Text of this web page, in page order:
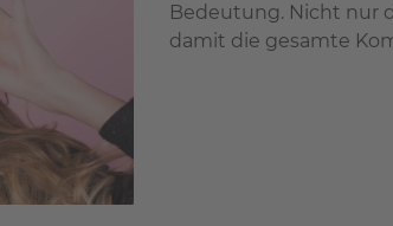
Bedeutung. Nicht nur
damit die gesamte